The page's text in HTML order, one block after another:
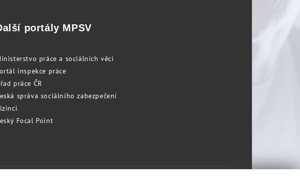
portály MPSV
práce a sociálních věcí
inspekce práce
práce ČR
správa sociálního zabezpečení
Focal Point